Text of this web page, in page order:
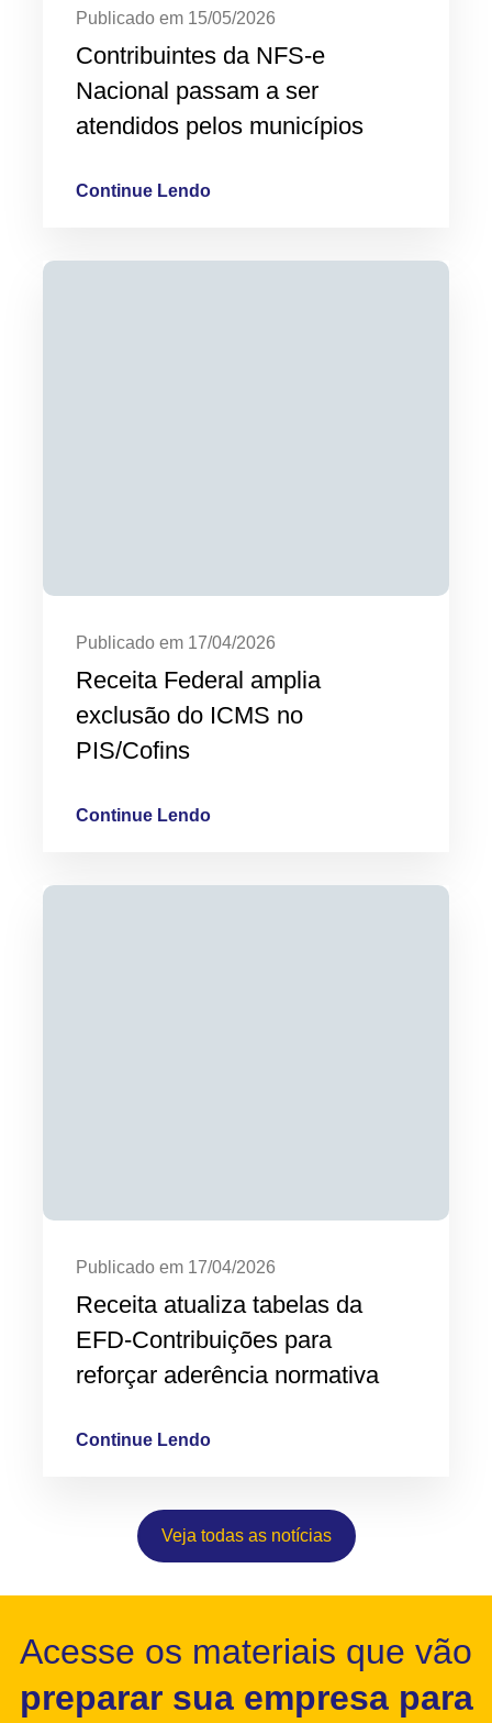
Publicado em 15/05/2026
Contribuintes da NFS-e
Nacional passam a ser
atendidos pelos municípios
Continue Lendo
Publicado em 17/04/2026
Receita Federal amplia
exclusão do ICMS no
PIS/Cofins
Continue Lendo
Publicado em 17/04/2026
Receita atualiza tabelas da
EFD-Contribuições para
reforçar aderência normativa
Continue Lendo
Veja todas as notícias
Acesse os materiais que vão
preparar sua empresa para